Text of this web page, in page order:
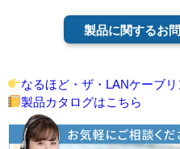
製品に関するお
なるほど・ザ・LANケーブ
製品カタログはこちら